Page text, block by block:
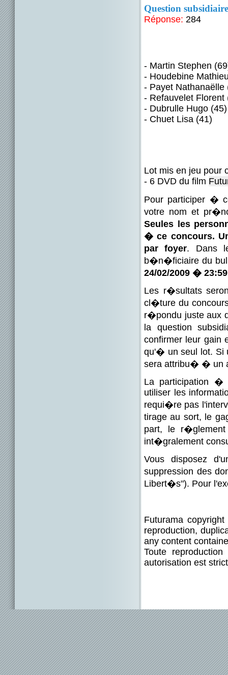
Question
Réponse: 284
- Martin Stephen
- Houdebine
- Payet Nathanaëlle
- Refauvelet Florent
- Dubrulle Hugo (45)
- Chuet Lisa (41)
Lot mis en jeu pour
- 6 DVD du film
Pour participer �
votre nom et
Seules les
� ce concours.
par foyer. Dans
b�n�ficiaire du
24/02/2009 �
Les r�sultats
cl�ture du
r�pondu juste aux
la question
confirmer leur
qu'� un seul lot. Si
sera attribu� � un
La participation �
utiliser les
requi�re pas
tirage au sort, le
part, le
int�gralement
Vous disposez
suppression des
Libert�s"). Pour
Futurama
reproduction,
any content
Toute
autorisation est